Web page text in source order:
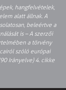
hangfelvételek,
alatt állnak. A
beleértve a
is – A szerzői
a törvény
szóló európai
Irányelve) 4. cikke